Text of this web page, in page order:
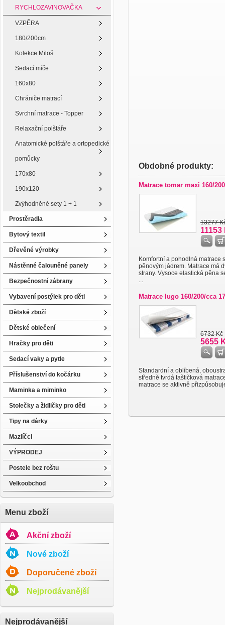
RYCHLOZAVINOVAČKA
VZPĚRA
180/200cm
Kolekce Miloš
Sedací míče
160x80
Chrániče matrací
Svrchní matrace - Topper
Relaxační polštáře
Anatomické polštáře a ortopedické
pomůcky
170x80
190x120
Zvýhodněné sety 1 + 1
Prostěradla
Bytový textil
Dřevěné výrobky
Nástěnné čalouněné panely
Bezpečnostní zábrany
Vybavení postýlek pro děti
Dětské zboží
Dětské oblečení
Hračky pro děti
Sedací vaky a pytle
Příslušenství do kočárku
Maminka a miminko
Stolečky a židličky pro děti
Tipy na dárky
Mazlíčci
VÝPRODEJ
Postele bez roštu
Velkoobchod
Menu zboží
Akční zboží
Nové zboží
Doporučené zboží
Nejprodávanější
Nejprodávanější
Obdobné produkty:
Matrace tomar maxi 160/
13277
11153
Komfortní a pohodlná matrace s
pěnovým jádrem. Matrace má
strany. Vysoce elastická pěna
...
Matrace lugo 160/200/cca
6732 Kč
5655
Standardní a oblíbená,
středně tvrdá taštičková
matrace se aktivně